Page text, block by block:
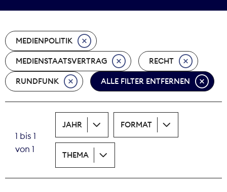
Nachhaltigkeit
Nachwuchs
Nova Award
Print
Recht
MEDIENPOLITIK
MEDIENSTAATSVERTRAG RECHT
RUNDFUNK ALLE FILTER ENTFERNEN
1 bis 1
von 1
JAHR FORMAT
THEMA